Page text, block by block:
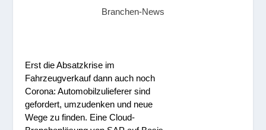
Branchen-News
Erst die Absatzkrise im
Fahrzeugverkauf dann auch noch
Corona: Automobilzulieferer sind
gefordert, umzudenken und neue
Wege zu finden. Eine Cloud-